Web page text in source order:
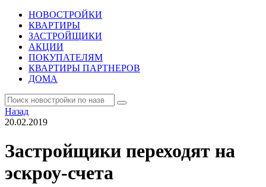
НОВОСТРОЙКИ
КВАРТИРЫ
ЗАСТРОЙЩИКИ
АКЦИИ
ПОКУПАТЕЛЯМ
КВАРТИРЫ ПАРТНЕРОВ
ДОМА
Назад
20.02.2019
Застройщики переходят на
эскроу-счета